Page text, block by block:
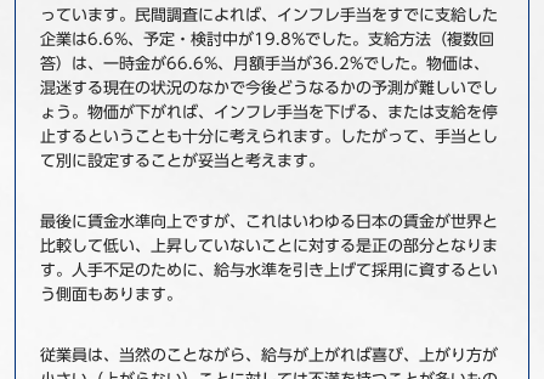
っています。民間調査によれば、インフレ手当をすでに支給した
企業は6.6%、予定・検討中が19.8%でした。支給方法（複数回
答）は、一時金が66.6%、月額手当が36.2%でした。物価は、
混迷する現在の状況のなかで今後どうなるかの予測が難しいでし
ょう。物価が下がれば、インフレ手当を下げる、または支給を停
止するということも十分に考えられます。したがって、手当とし
て別に設定することが妥当と考えます。
最後に賃金水準向上ですが、これはいわゆる日本の賃金が世界と
比較して低い、上昇していないことに対する是正の部分となりま
す。人手不足のために、給与水準を引き上げて採用に資するとい
う側面もあります。
従業員は、当然のことながら、給与が上がれば喜び、上がり方が